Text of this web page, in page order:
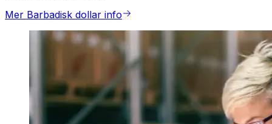
Mer Barbadisk dollar info